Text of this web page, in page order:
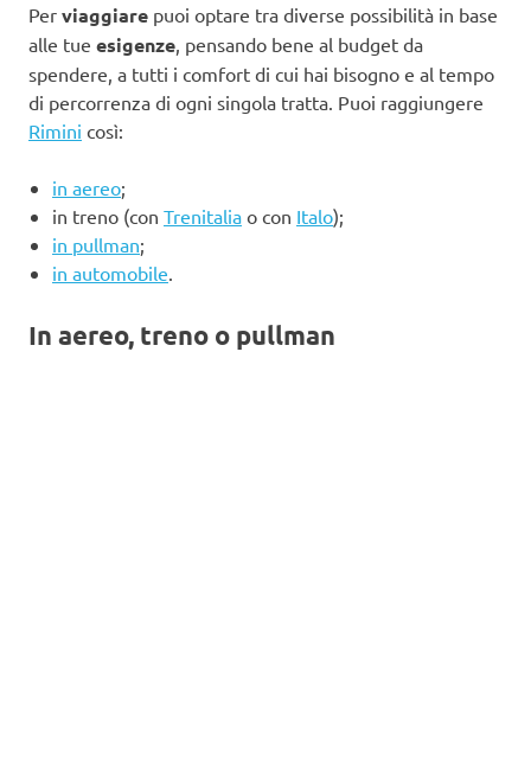
Per viaggiare puoi optare tra diverse possibilità in base
alle tue esigenze , pensando bene al budget da
spendere, a tutti i comfort di cui hai bisogno e al tempo
di percorrenza di ogni singola tratta. Puoi raggiungere
Rimini così:
in aereo;
in treno (con Trenitalia o con Italo);
in pullman;
in automobile
In aereo, treno o pullman